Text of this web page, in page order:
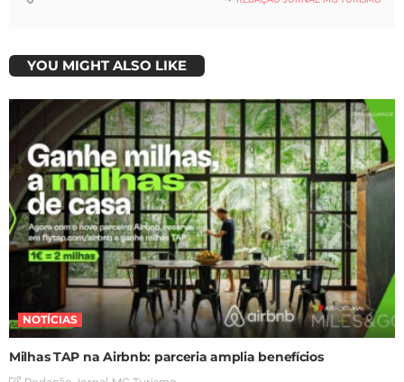
YOU MIGHT ALSO LIKE
NOTÍCIAS
Milhas TAP na Airbnb: parceria amplia benefícios